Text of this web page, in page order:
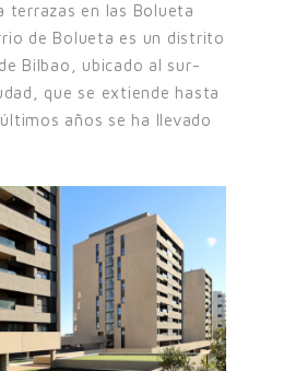
terrazas en las Bolueta
de Bolueta es un distrito
Bilbao, ubicado al sur-
que se extiende hasta
años se ha llevado